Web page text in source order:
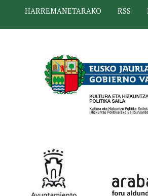
HARREMANETARAKO
RSS